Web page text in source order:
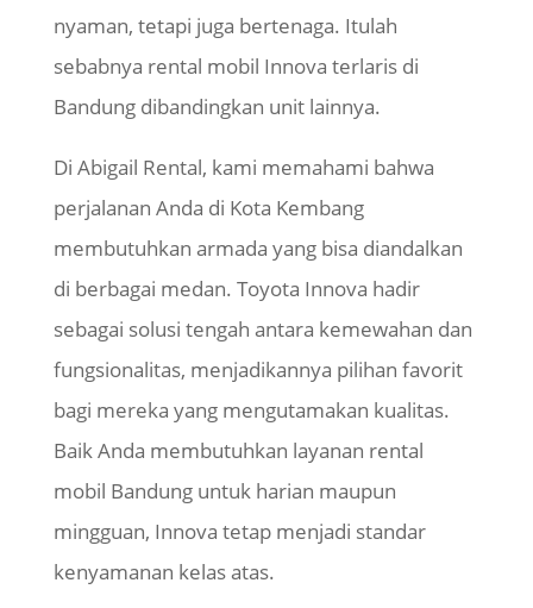
nyaman, tetapi juga bertenaga. Itulah
sebabnya rental mobil Innova terlaris di
Bandung dibandingkan unit lainnya.
Di Abigail Rental, kami memahami bahwa
perjalanan Anda di Kota Kembang
membutuhkan armada yang bisa diandalkan
di berbagai medan. Toyota Innova hadir
sebagai solusi tengah antara kemewahan dan
fungsionalitas, menjadikannya pilihan favorit
bagi mereka yang mengutamakan kualitas.
Baik Anda membutuhkan layanan rental
mobil Bandung untuk harian maupun
mingguan, Innova tetap menjadi standar
kenyamanan kelas atas.